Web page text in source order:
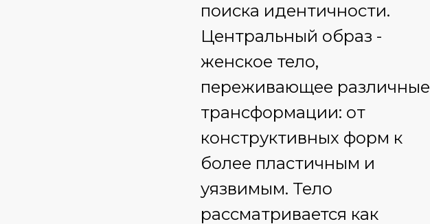
поиска идентичности.
Центральный образ -
женское тело,
переживающее различные
трансформации: от
конструктивных форм к
более пластичным и
уязвимым. Тело
рассматривается как